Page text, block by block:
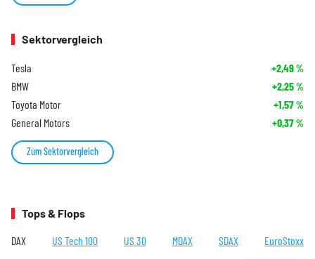
Sektorvergleich
Tesla +2,49%
BMW +2,25%
Toyota Motor +1,57%
General Motors +0,37%
Zum Sektorvergleich
Tops & Flops
DAX US Tech 100 US 30 MDAX SDAX EuroStoxx